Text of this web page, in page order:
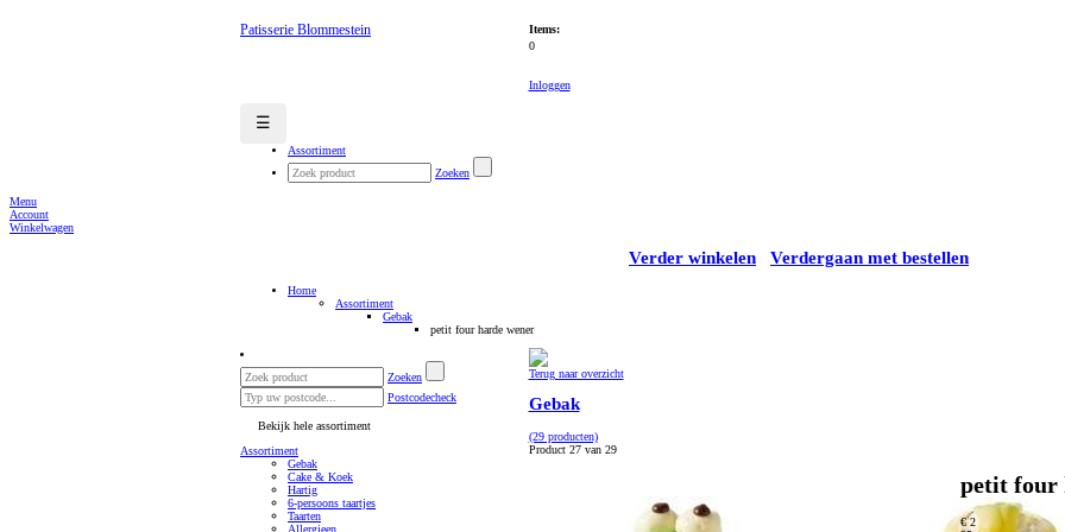
Patisserie Blommestein
Items:
0
Inloggen
☰
Assortiment
Zoeken
Menu
Account
Winkelwagen
Verder winkelen Verdergaan met bestellen
Home
Assortiment
Gebak
petit four harde wener
Zoeken
Postcodecheck
Bekijk hele assortiment
Assortiment
Gebak
Cake & Koek
Hartig
6-persoons taartjes
Taarten
Allergieen
Terug naar overzicht
Gebak
(29 producten)
Product 27 van 29
petit four
€ 2